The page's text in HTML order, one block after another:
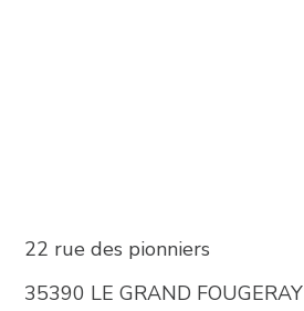
22 rue des pionniers
35390 LE GRAND FOUGERAY